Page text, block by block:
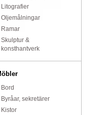
Litografier
Oljemålningar
Ramar
Skulptur &
konsthantverk
Bord
Byråar, sekretärer
Kistor